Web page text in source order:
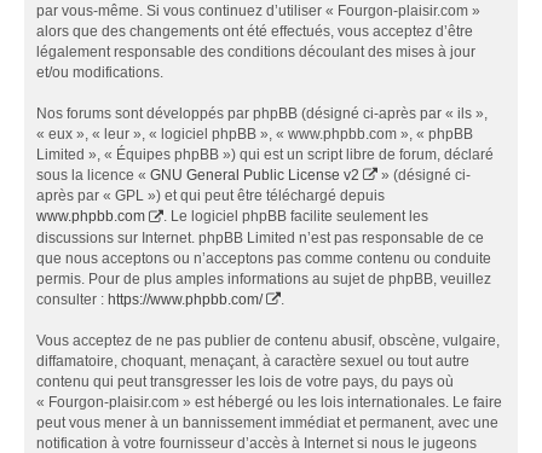
par vous-même. Si vous continuez d’utiliser « Fourgon-plaisir.com »
alors que des changements ont été effectués, vous acceptez d’être
légalement responsable des conditions découlant des mises à jour
et/ou modifications.
Nos forums sont développés par phpBB (désigné ci-après par « ils »,
« eux », « leur », « logiciel phpBB », « www.phpbb.com », « phpBB
Limited », « Équipes phpBB ») qui est un script libre de forum, déclaré
sous la licence « GNU General Public License v2
» (désigné ci-
après par « GPL ») et qui peut être téléchargé depuis
www.phpbb.com
. Le logiciel phpBB facilite seulement les
discussions sur Internet. phpBB Limited n’est pas responsable de ce
que nous acceptons ou n’acceptons pas comme contenu ou conduite
permis. Pour de plus amples informations au sujet de phpBB, veuillez
consulter : https://www.phpbb.com/
Vous acceptez de ne pas publier de contenu abusif, obscène, vulgaire,
diffamatoire, choquant, menaçant, à caractère sexuel ou tout autre
contenu qui peut transgresser les lois de votre pays, du pays où
« Fourgon-plaisir.com » est hébergé ou les lois internationales. Le faire
peut vous mener à un bannissement immédiat et permanent, avec une
notification à votre fournisseur d’accès à Internet si nous le jugeons